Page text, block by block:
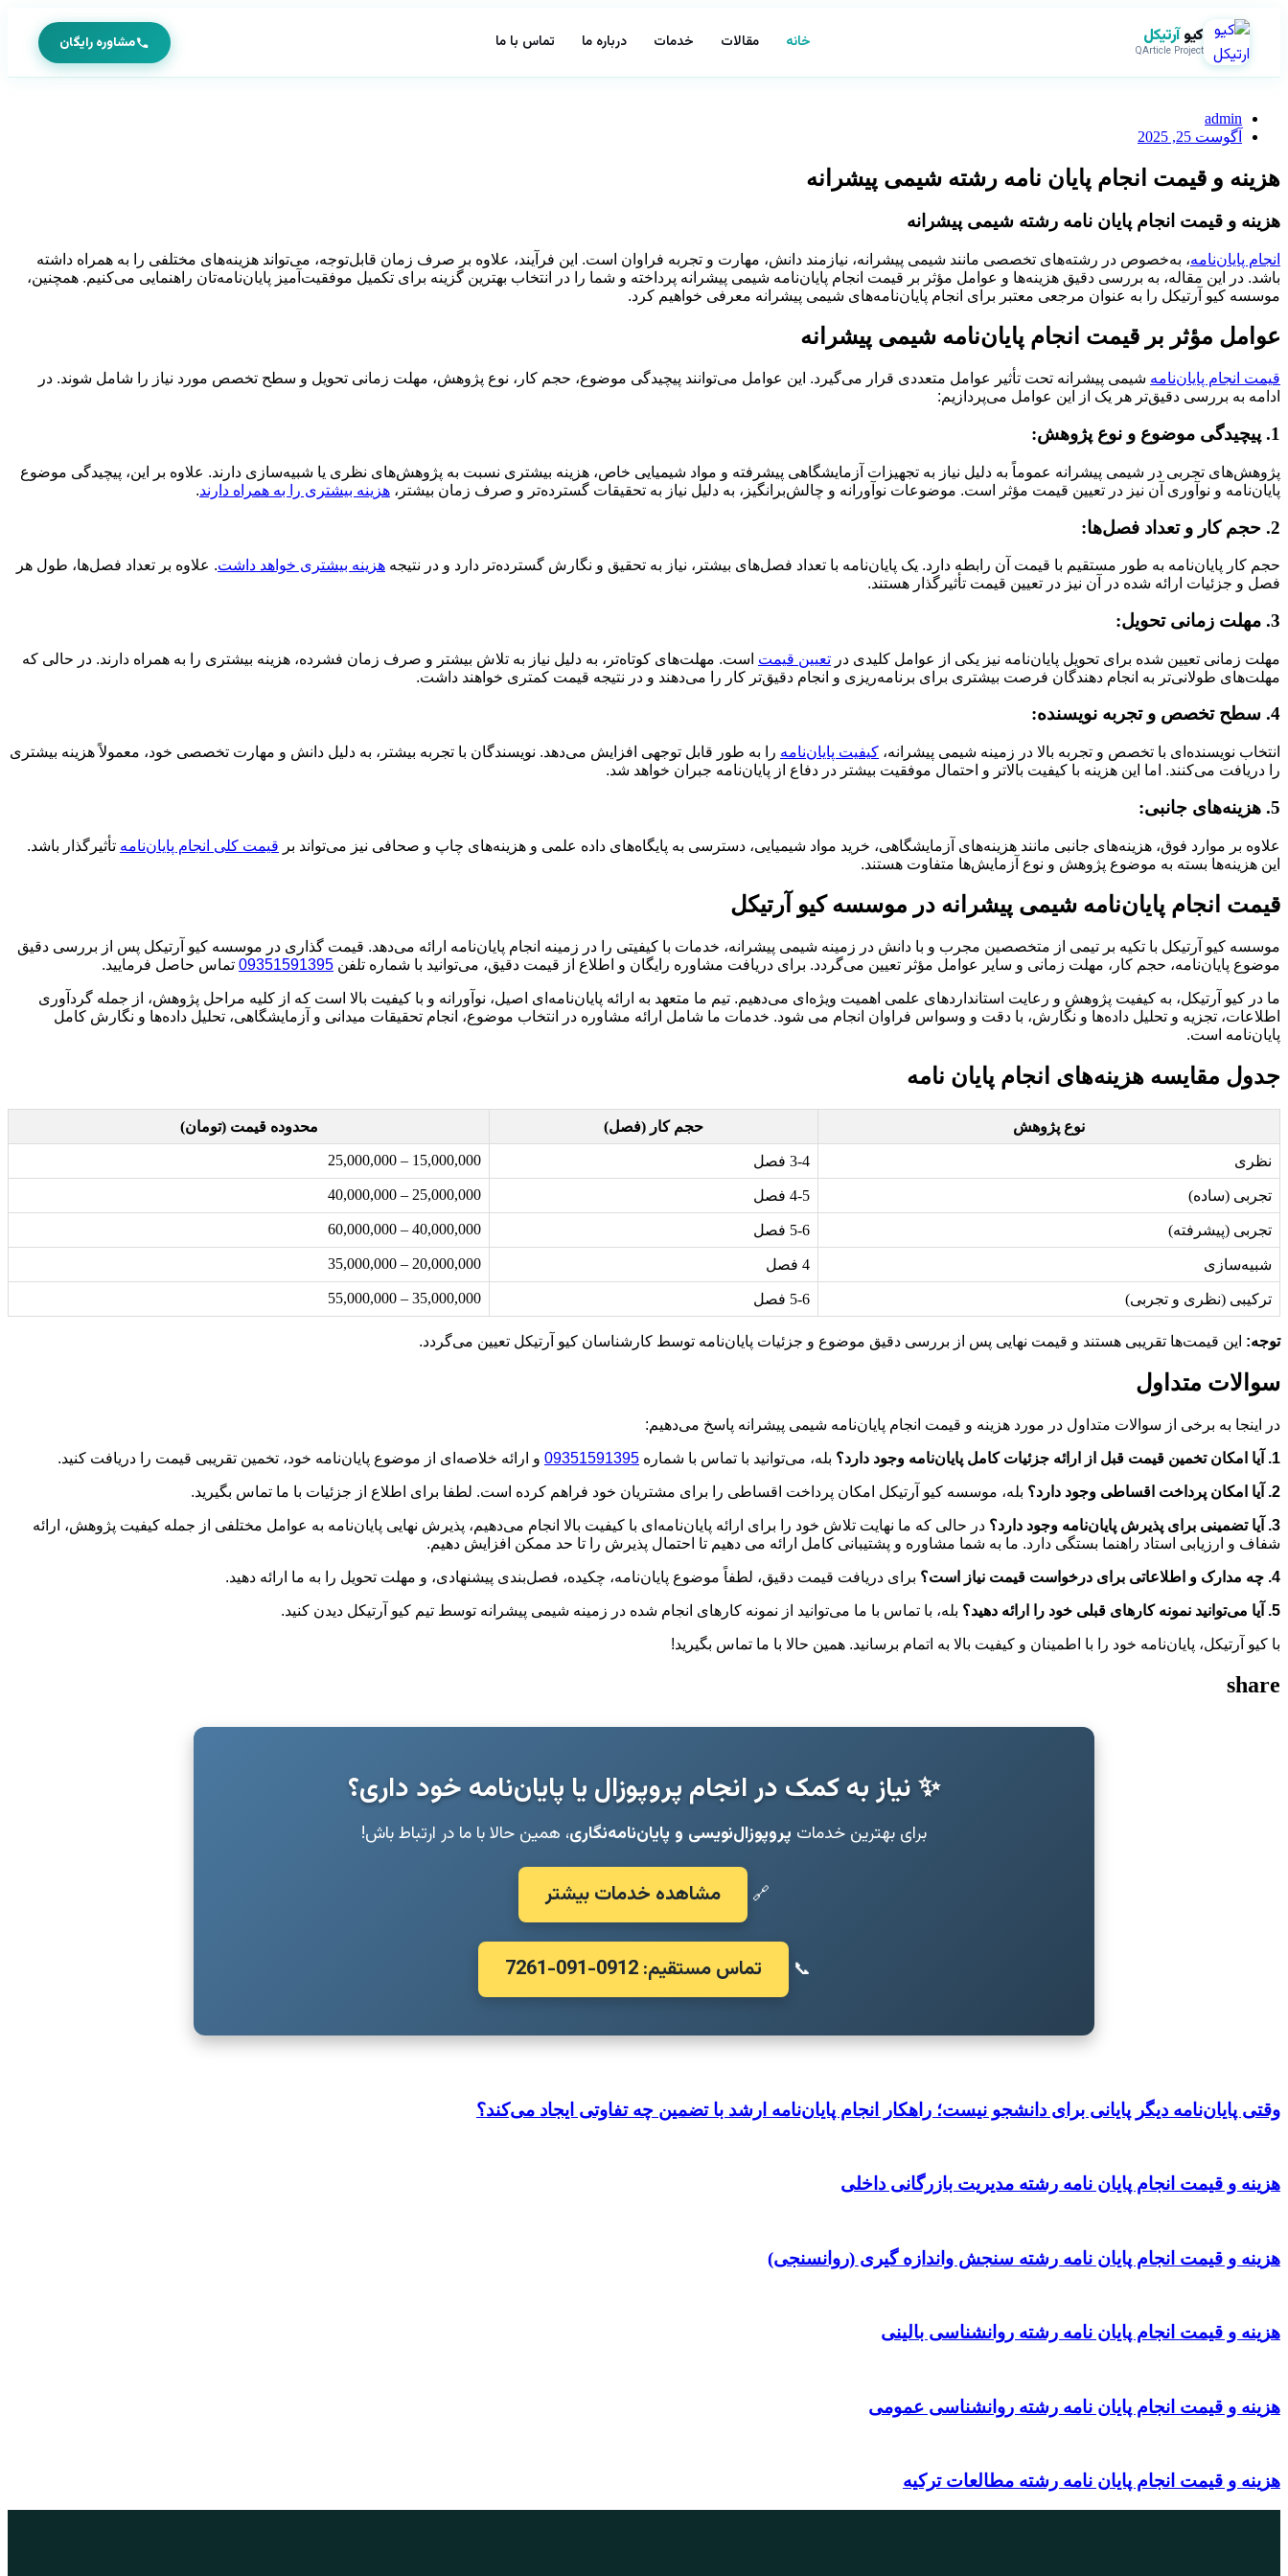
کیوآرتیکل
QArticle Project خانه مقالات خدمات درباره ما تماس با ما مشاوره رایگان
admin
آگوست 25, 2025
هزینه و قیمت انجام پایان نامه رشته شیمی پیشرانه
هزینه و قیمت انجام پایان نامه رشته شیمی پیشرانه
انجام پایان‌نامه، به‌خصوص در رشته‌های تخصصی مانند شیمی پیشرانه، نیازمند دانش، مهارت و تجربه فراوان است. این فرآیند، علاوه بر صرف زمان قابل‌توجه، می‌تواند هزینه‌های مختلفی را به همراه داشته
باشد. در این مقاله، به بررسی دقیق هزینه‌ها و عوامل مؤثر بر قیمت انجام پایان‌نامه شیمی پیشرانه پرداخته و شما را در انتخاب بهترین گزینه برای تکمیل موفقیت‌آمیز پایان‌نامه‌تان راهنمایی می‌کنیم. همچنین،
موسسه کیو آرتیکل را به عنوان مرجعی معتبر برای انجام پایان‌نامه‌های شیمی پیشرانه معرفی خواهیم کرد.
عوامل مؤثر بر قیمت انجام پایان‌نامه شیمی پیشرانه
قیمت انجام پایان‌نامه شیمی پیشرانه تحت تأثیر عوامل متعددی قرار می‌گیرد. این عوامل می‌توانند پیچیدگی موضوع، حجم کار، نوع پژوهش، مهلت زمانی تحویل و سطح تخصص مورد نیاز را شامل شوند. در
ادامه به بررسی دقیق‌تر هر یک از این عوامل می‌پردازیم:
1. پیچیدگی موضوع و نوع پژوهش:
پژوهش‌های تجربی در شیمی پیشرانه عموماً به دلیل نیاز به تجهیزات آزمایشگاهی پیشرفته و مواد شیمیایی خاص، هزینه بیشتری نسبت به پژوهش‌های نظری یا شبیه‌سازی دارند. علاوه بر این، پیچیدگی موضوع
پایان‌نامه و نوآوری آن نیز در تعیین قیمت مؤثر است. موضوعات نوآورانه و چالش‌برانگیز، به دلیل نیاز به تحقیقات گسترده‌تر و صرف زمان بیشتر، هزینه بیشتری را به همراه دارند.
2. حجم کار و تعداد فصل‌ها:
حجم کار پایان‌نامه به طور مستقیم با قیمت آن رابطه دارد. یک پایان‌نامه با تعداد فصل‌های بیشتر، نیاز به تحقیق و نگارش گسترده‌تر دارد و در نتیجه هزینه بیشتری خواهد داشت. علاوه بر تعداد فصل‌ها، طول هر
فصل و جزئیات ارائه شده در آن نیز در تعیین قیمت تأثیرگذار هستند.
3. مهلت زمانی تحویل:
مهلت زمانی تعیین شده برای تحویل پایان‌نامه نیز یکی از عوامل کلیدی در تعیین قیمت است. مهلت‌های کوتاه‌تر، به دلیل نیاز به تلاش بیشتر و صرف زمان فشرده، هزینه بیشتری را به همراه دارند. در حالی که
مهلت‌های طولانی‌تر به انجام دهندگان فرصت بیشتری برای برنامه‌ریزی و انجام دقیق‌تر کار را می‌دهند و در نتیجه قیمت کمتری خواهند داشت.
4. سطح تخصص و تجربه نویسنده:
انتخاب نویسنده‌ای با تخصص و تجربه بالا در زمینه شیمی پیشرانه، کیفیت پایان‌نامه را به طور قابل توجهی افزایش می‌دهد. نویسندگان با تجربه بیشتر، به دلیل دانش و مهارت تخصصی خود، معمولاً هزینه بیشتری
را دریافت می‌کنند. اما این هزینه با کیفیت بالاتر و احتمال موفقیت بیشتر در دفاع از پایان‌نامه جبران خواهد شد.
5. هزینه‌های جانبی:
علاوه بر موارد فوق، هزینه‌های جانبی مانند هزینه‌های آزمایشگاهی، خرید مواد شیمیایی، دسترسی به پایگاه‌های داده علمی و هزینه‌های چاپ و صحافی نیز می‌تواند بر قیمت کلی انجام پایان‌نامه تأثیرگذار باشد.
این هزینه‌ها بسته به موضوع پژوهش و نوع آزمایش‌ها متفاوت هستند.
قیمت انجام پایان‌نامه شیمی پیشرانه در موسسه کیو آرتیکل
موسسه کیو آرتیکل با تکیه بر تیمی از متخصصین مجرب و با دانش در زمینه شیمی پیشرانه، خدمات با کیفیتی را در زمینه انجام پایان‌نامه ارائه می‌دهد. قیمت گذاری در موسسه کیو آرتیکل پس از بررسی دقیق
موضوع پایان‌نامه، حجم کار، مهلت زمانی و سایر عوامل مؤثر تعیین می‌گردد. برای دریافت مشاوره رایگان و اطلاع از قیمت دقیق، می‌توانید با شماره تلفن 09351591395 تماس حاصل فرمایید.
ما در کیو آرتیکل، به کیفیت پژوهش و رعایت استانداردهای علمی اهمیت ویژه‌ای می‌دهیم. تیم ما متعهد به ارائه پایان‌نامه‌ای اصیل، نوآورانه و با کیفیت بالا است که از کلیه مراحل پژوهش، از جمله گردآوری
اطلاعات، تجزیه و تحلیل داده‌ها و نگارش، با دقت و وسواس فراوان انجام می شود. خدمات ما شامل ارائه مشاوره در انتخاب موضوع، انجام تحقیقات میدانی و آزمایشگاهی، تحلیل داده‌ها و نگارش کامل
پایان‌نامه است.
جدول مقایسه هزینه‌های انجام پایان نامه
نوع پژوهش حجم کار (فصل) محدوده قیمت (تومان)
نظری 3-4 فصل 15,000,000 – 25,000,000
تجربی (ساده) 4-5 فصل 25,000,000 – 40,000,000
تجربی (پیشرفته) 5-6 فصل 40,000,000 – 60,000,000
شبیه‌سازی 4 فصل 20,000,000 – 35,000,000
ترکیبی (نظری و تجربی) 5-6 فصل 35,000,000 – 55,000,000
توجه: این قیمت‌ها تقریبی هستند و قیمت نهایی پس از بررسی دقیق موضوع و جزئیات پایان‌نامه توسط کارشناسان کیو آرتیکل تعیین می‌گردد.
سوالات متداول
در اینجا به برخی از سوالات متداول در مورد هزینه و قیمت انجام پایان‌نامه شیمی پیشرانه پاسخ می‌دهیم:
1. آیا امکان تخمین قیمت قبل از ارائه جزئیات کامل پایان‌نامه وجود دارد؟ بله، می‌توانید با تماس با شماره 09351591395 و ارائه خلاصه‌ای از موضوع پایان‌نامه خود، تخمین تقریبی قیمت را دریافت کنید.
2. آیا امکان پرداخت اقساطی وجود دارد؟ بله، موسسه کیو آرتیکل امکان پرداخت اقساطی را برای مشتریان خود فراهم کرده است. لطفا برای اطلاع از جزئیات با ما تماس بگیرید.
3. آیا تضمینی برای پذیرش پایان‌نامه وجود دارد؟
در حالی که ما نهایت تلاش خود را برای ارائه پایان‌نامه‌ای با کیفیت بالا انجام می‌دهیم، پذیرش نهایی پایان‌نامه به عوامل مختلفی از جمله کیفیت پژوهش، ارائه
شفاف و ارزیابی استاد راهنما بستگی دارد. ما به شما مشاوره و پشتیبانی کامل ارائه می دهیم تا احتمال پذیرش را تا حد ممکن افزایش دهیم.
4. چه مدارک و اطلاعاتی برای درخواست قیمت نیاز است؟ برای دریافت قیمت دقیق، لطفاً موضوع پایان‌نامه، چکیده، فصل‌بندی پیشنهادی، و مهلت تحویل را به ما ارائه دهید.
5. آیا می‌توانید نمونه کارهای قبلی خود را ارائه دهید؟ بله، با تماس با ما می‌توانید از نمونه کارهای انجام شده در زمینه شیمی پیشرانه توسط تیم کیو آرتیکل دیدن کنید.
با کیو آرتیکل، پایان‌نامه خود را با اطمینان و کیفیت بالا به اتمام برسانید. همین حالا با ما تماس بگیرید!
share
✨ نیاز به کمک در انجام پروپوزال یا پایان‌نامه خود داری؟
برای بهترین خدمات پروپوزال‌نویسی و پایان‌نامه‌نگاری، همین حالا با ما در ارتباط باش!
🔗 مشاهده خدمات بیشتر
📞 تماس مستقیم: 0912-091-7261
وقتی پایان‌نامه دیگر پایانی برای دانشجو نیست؛ راهکار انجام پایان‌نامه ارشد با تضمین چه تفاوتی ایجاد می‌کند؟
هزینه و قیمت انجام پایان نامه رشته مدیریت بازرگانی داخلی
هزینه و قیمت انجام پایان نامه رشته سنجش واندازه گیری (روانسنجی)
هزینه و قیمت انجام پایان نامه رشته روانشناسی بالینی
هزینه و قیمت انجام پایان نامه رشته روانشناسی عمومی
هزینه و قیمت انجام پایان نامه رشته مطالعات ترکیه